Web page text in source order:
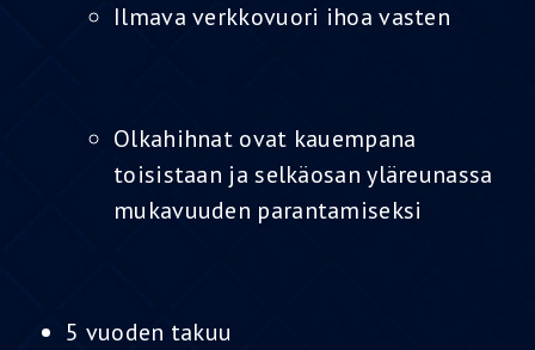
Ilmava verkkovuori ihoa vasten
Olkahihnat ovat kauempana
toisistaan ja selkäosan yläreunassa
mukavuuden parantamiseksi
5 vuoden takuu